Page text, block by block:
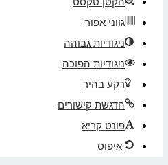
גווני אפור
ניגודיות גבוהה
ניגודיות הפוכה
רקע בהיר
הדגשת קישורים
פונט קריא
איפוס